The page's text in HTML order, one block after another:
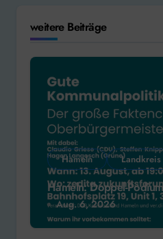
weitere Beiträge
Hameln Landkreis
Hameln: Doppel-
Aug. 6, 2026